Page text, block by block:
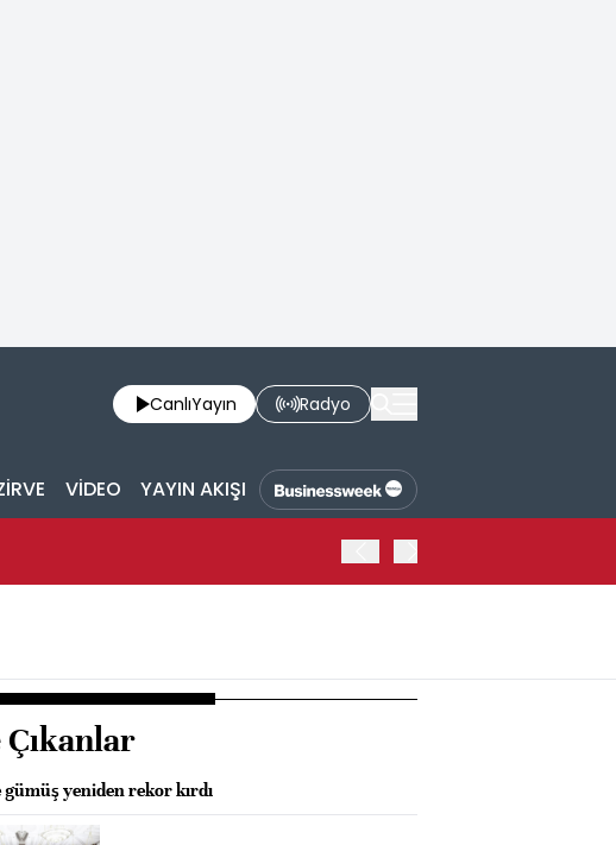
CanlıYayın Radyo
VİDEO YAYIN AKIŞI
Çıkanlar
gümüş yeniden rekor kırdı